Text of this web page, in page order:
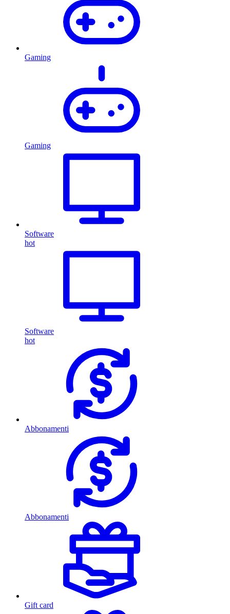
Gaming
Gaming
Software
hot
Software
hot
Abbonamenti
Abbonamenti
Gift card